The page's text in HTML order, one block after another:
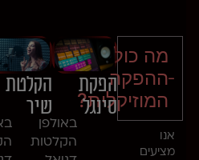
מה כוללת
ההפקה
המוזיקלית?
אנו
מציעים
הפקת
סינגל
באולפן
הקלטות
הקלטת
שיר